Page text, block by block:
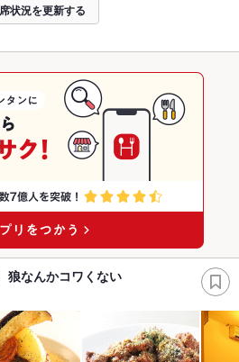
状況を更新する
なんかコワくない